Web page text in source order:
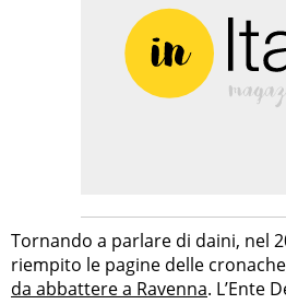
Tornando a parlare di daini, nel
riempito le pagine delle
da abbattere a Ravenna. L’Ente